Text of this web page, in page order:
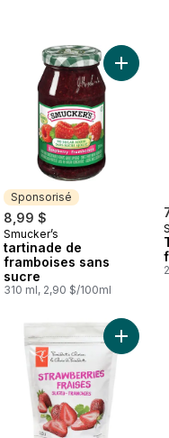
au panier
Confiture de fraises sans
Sponsorisé
8,99 $
Sponsorisé
Smucker’s
tartinade de
framboises sans
sucre
310 ml, 2,90 $/100ml
Ajouter
panier
Sirop aux fraises au panier
Ajouter